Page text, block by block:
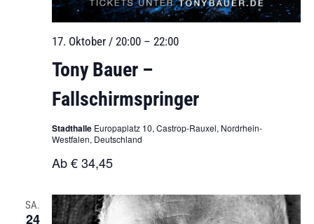
Tony Bauer –
Fallschirmspringer
17. Oktober / 20:00– 22:00
Stadthalle Europaplatz 10, Castrop-Rauxel, Nordrhein-
Westfalen, Deutschland
Ab € 34,45
SA.
24